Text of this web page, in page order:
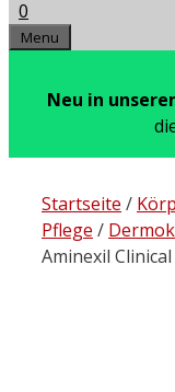
0
Menu
Neu in
Startseite /
Pflege /
Aminexil